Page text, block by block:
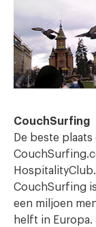
CouchSurfing
De beste
CouchSurfing
een miljoen
helft in Europa.